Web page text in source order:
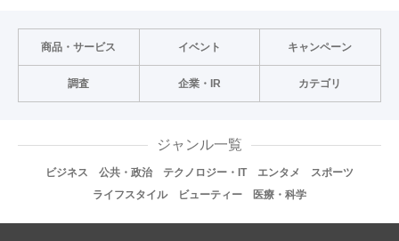
商品・サービス イベント キャンペーン
調査 企業・IR カテゴリ
ジャンル一覧
ビジネス 公共・政治 テクノロジー・IT エンタメ
スポーツ
ライフスタイル
ビューティー 医療・科学